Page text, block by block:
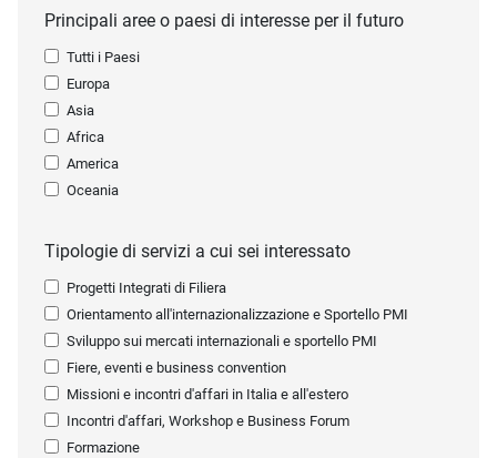
Principali aree o paesi di interesse per il futuro
Tutti i Paesi
Europa
Asia
Africa
America
Oceania
Tipologie di servizi a cui sei interessato
Progetti Integrati di Filiera
Orientamento all'internazionalizzazione e Sportello PMI
Sviluppo sui mercati internazionali e sportello PMI
Fiere, eventi e business convention
Missioni e incontri d'affari in Italia e all'estero
Incontri d'affari, Workshop e Business Forum
Formazione